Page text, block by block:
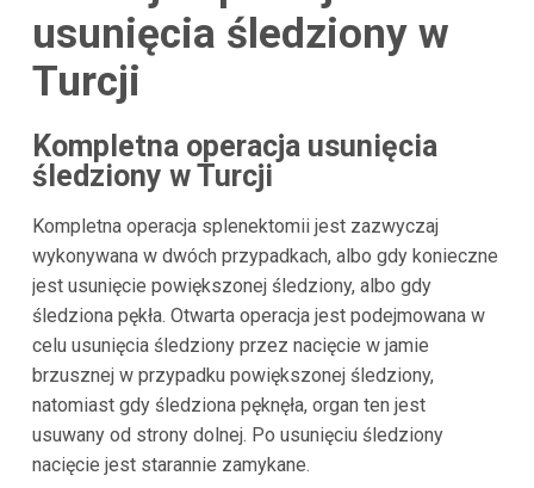
usunięcia śledziony w
Turcji
Kompletna operacja usunięcia
śledziony w Turcji
Kompletna operacja splenektomii jest zazwyczaj
wykonywana w dwóch przypadkach, albo gdy konieczne
jest usunięcie powiększonej śledziony, albo gdy
śledziona pękła. Otwarta operacja jest podejmowana w
celu usunięcia śledziony przez nacięcie w jamie
brzusznej w przypadku powiększonej śledziony,
natomiast gdy śledziona pęknęła, organ ten jest
usuwany od strony dolnej. Po usunięciu śledziony
nacięcie jest starannie zamykane.